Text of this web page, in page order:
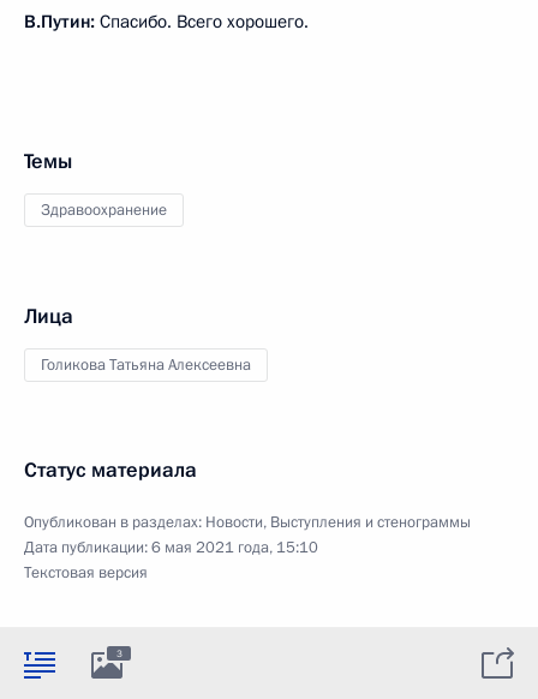
В.Путин: Спасибо. Всего хорошего.
Темы
Здравоохранение
Лица
Голикова Татьяна Алексеевна
Статус материала
Опубликован в разделах: Новости, Выступления и стенограммы
Дата публикации:6 мая 2021 года, 15:10
Текстовая версия
3